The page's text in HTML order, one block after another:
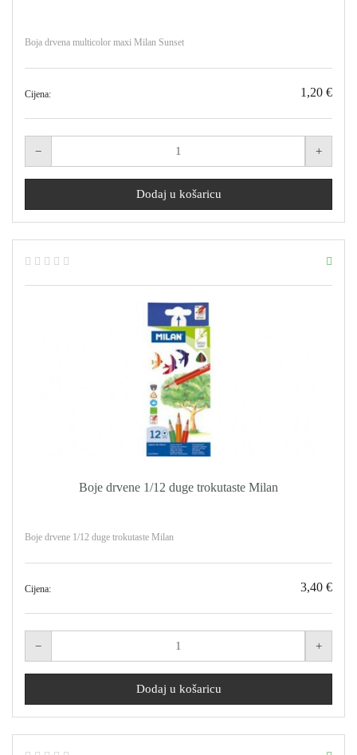
Boja drvena multicolor maxi Milan Sunset
Cijena: 1,20 €
Boje drvene 1/12 duge trokutaste Milan
Boje drvene 1/12 duge trokutaste Milan
Cijena: 3,40 €